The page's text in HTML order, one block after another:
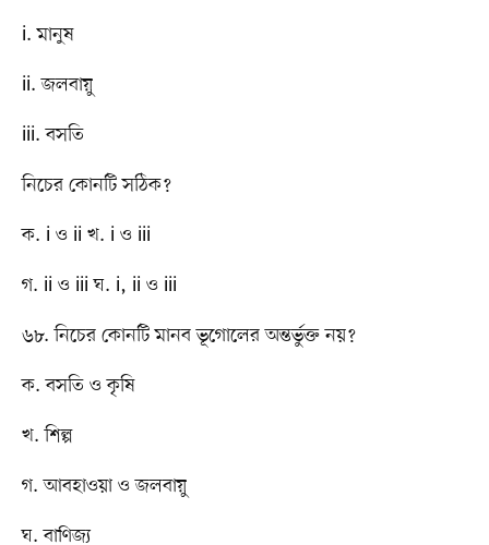
i. মানুষ
ii. জলবায়ু
iii. বসতি
নিচের কোনটি সঠিক?
ক. i ও ii খ. i ও iii
গ. ii ও iii ঘ. i, ii ও iii
৬৮. নিচের কোনটি মানব ভূগোলের অন্তর্ভুক্ত নয়?
ক. বসতি ও কৃষি
খ. শিল্প
গ. আবহাওয়া ও জলবায়ু
ঘ. বাণিজ্য